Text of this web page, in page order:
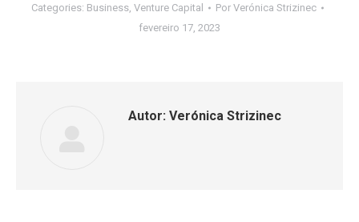
Categories: Business, Venture Capital Por Verónica Strizinec
fevereiro 17, 2023
Autor: Verónica Strizinec